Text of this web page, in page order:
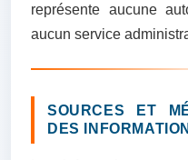
représente aucune
aucun service
SOURCES ET
DES